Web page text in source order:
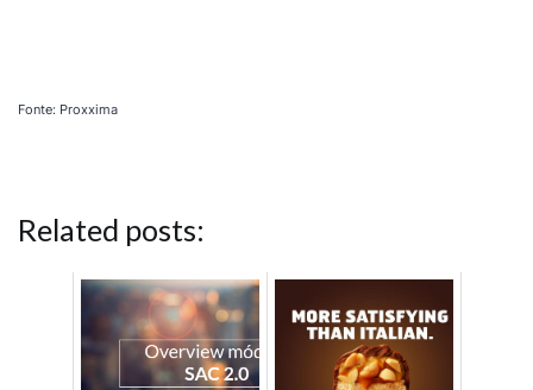
Fonte: Proxxima
Related posts: